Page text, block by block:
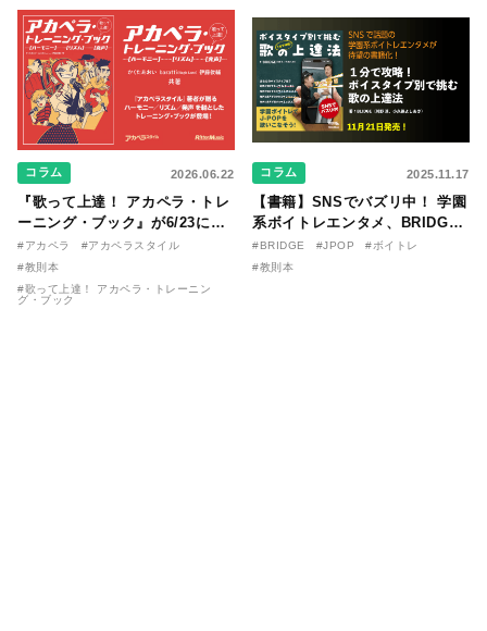
コラム 2026.06.22
『歌って上達！ アカペラ・トレ
ーニング・ブック』が6/23に発
売！ 課題曲音源・音取り用アプ
リを公開。
#アカペラ
#アカペラスタイル
#教則本
#歌って上達！ アカペラ・トレーニン
グ・ブック
コラム 2025.11.17
【書籍】SNSでバズリ中！ 学園
系ボイトレエンタメ、BRIDGE
が届ける教則本『１分で攻略！
ボイスタイプ別で挑む歌の上達
#BRIDGE #JPOP
#ボイトレ
#教則本